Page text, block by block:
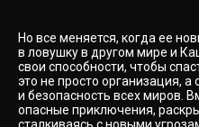
Но все меняется, когда ее
в ловушку в другом мире и
свои способности, чтобы
это не просто организация, а
и безопасность всех миров.
опасные приключения,